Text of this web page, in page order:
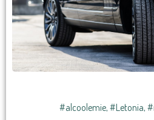
#alcoolemie, #Letonia,